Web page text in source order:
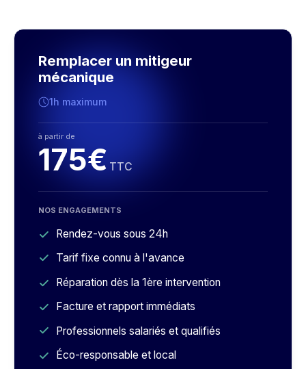
Remplacer un mitigeur
mécanique
1h maximum
à partir de
175€TTC
NOS ENGAGEMENTS
Rendez-vous sous 24h
Tarif fixe connu à l'avance
Réparation dès la 1ère intervention
Facture et rapport immédiats
Professionnels salariés et qualifiés
Éco-responsable et local